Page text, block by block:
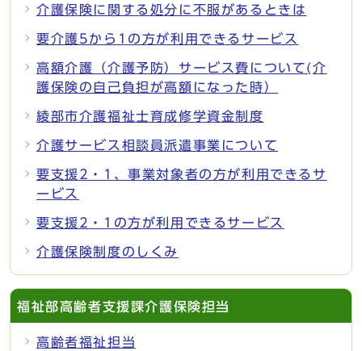
介護保険に関する処分に不服があるときは
要介護5から1の方が利用できるサービス
高額介護（介護予防）サービス費について(介
護保険の自己負担が高額になった時）
綾部市介護福祉士育成修学資金制度
介護サービス相談員派遣事業について
要支援2・1、事業対象者の方が利用できるサ
ービス
要支援2・1の方が利用できるサービス
介護保険制度のしくみ
福祉部高齢者支援課介護保険担当
高齢者福祉担当